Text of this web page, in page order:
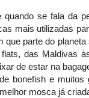
quando se fala da
mais utilizadas
que parte do
das Maldivas
de estar na
bonefish e
mosca já